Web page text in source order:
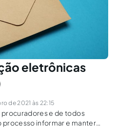
eletrônicas
de 2021 às 22:15
procuradores e de todos
informar e manter